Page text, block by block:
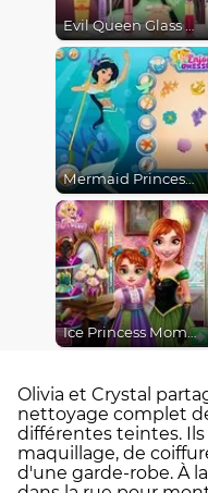
Evil Queen Glass Skin Routine #Influencer
Mermaid Princesses
Ice Princess Mommy Real Makeover
Olivia et Crystal
nettoyage complet
différentes teintes.
maquillage, de
d'une garde-robe. À